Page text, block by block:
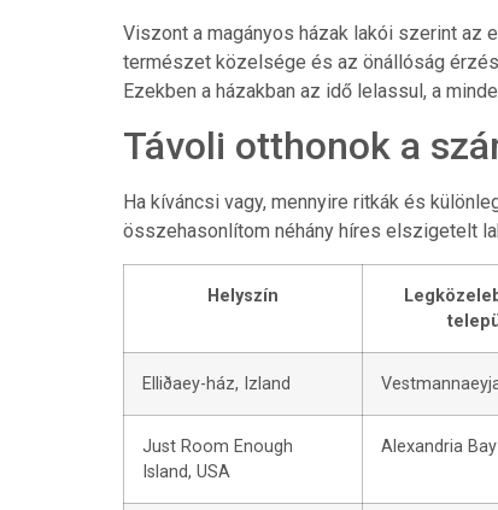
Viszont a magányos házak lakói szerint az
természet közelsége és az önállóság
Ezekben a házakban az idő lelassul, a
Távoli otthonok a
Ha kíváncsi vagy, mennyire ritkák és
összehasonlítom néhány híres elszigetelt
Helyszín
Elliðaey-ház, Izland
Just Room Enough
Island, USA
Alexandria